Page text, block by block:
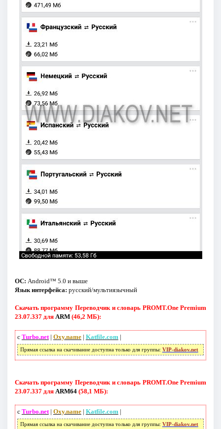
ОС: Android™ 5.0 и выше
Язык интерфейса: русский/мультиязычный
Скачать программу Переводчик и словарь PROMT.One Premium
23.07.337 для ARM(46,2 МБ):
с Turbo.net| Oxy.name| Katfile.com|
Прямая ссылка на скачивание доступна только для группы: VIP-diakov.net
Скачать программу Переводчик и словарь PROMT.One Premium
23.07.337 для ARM64(58,1 МБ):
с Turbo.net| Oxy.name| Katfile.com|
Прямая ссылка на скачивание доступна только для группы: VIP-diakov.net